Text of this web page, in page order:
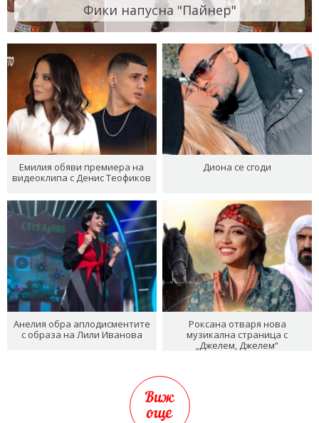
Фики напусна "Пайнер"
Емилия обяви премиера на
видеоклипа с Денис Теофиков
Диона се сгоди
Анелия обра аплодисментите
с образа на Лили Иванова
Роксана отваря нова
музикална страница с
„Джелем, Джелем“
Виж
още